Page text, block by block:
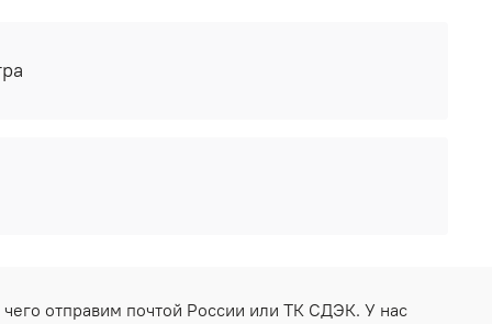
отправим почтой России или ТК СДЭК. У нас